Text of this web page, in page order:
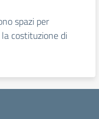
spazi per
la costituzione di